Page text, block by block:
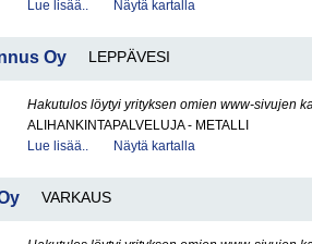
Lue lisää..
Näytä kartalla
Oy LEPPÄVESI
Hakutulos löytyi yrityksen omien www-sivujen
ALIHANKINTAPALVELUJA - METALLI
Lue lisää..
Näytä kartalla
VARKAUS